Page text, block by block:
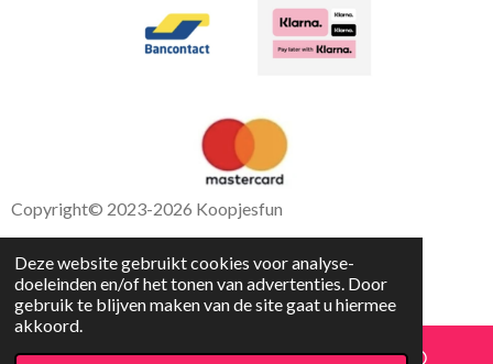
Deze website gebruikt cookies voor analyse-
doeleinden en/of het tonen van advertenties. Door
gebruik te blijven maken van de site gaat u hiermee
akkoord.
Copyright© 2023-2026 Koopjesfun